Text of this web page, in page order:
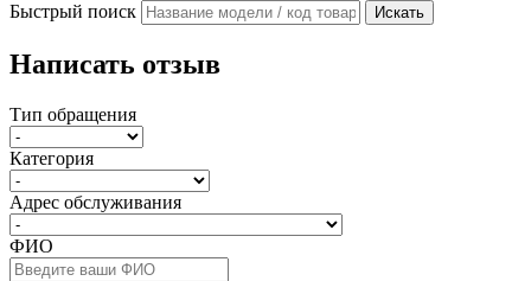
Быстрый поиск Искать
Написать отзыв
Тип обращения
Категория
Адрес обслуживания
ФИО